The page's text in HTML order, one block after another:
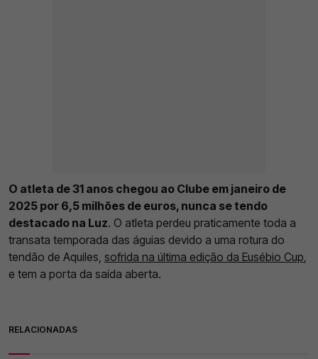
O atleta de 31 anos chegou ao Clube em janeiro de
2025 por 6,5 milhões de euros, nunca se tendo
destacado na Luz. O atleta perdeu praticamente toda a
transata temporada das águias devido a uma rotura do
tendão de Aquiles, sofrida na última edição da Eusébio Cup
e tem a porta da saída aberta.
RELACIONADAS